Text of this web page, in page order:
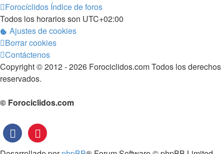
Forocíclidos Índice de foros
Todos los horarios son UTC+02:00
Ajustes de cookies
Borrar cookies
Contáctenos
Copyright © 2012 - 2026 Forociclidos.com Todos los derechos
reservados.
© Forociclidos.com